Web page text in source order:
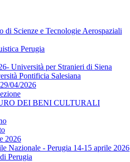
Scienze e Tecnologie Aerospaziali
Perugia
Università per Stranieri di Siena
Pontificia Salesiana
04/2026
DEI BENI CULTURALI
2026
Nazionale - Perugia 14-15 aprile 2026
Perugia